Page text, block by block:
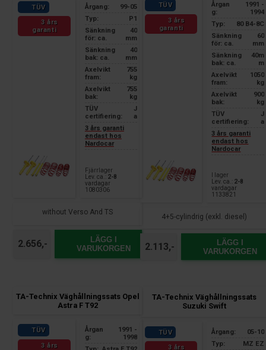
TÜV
3 års
garanti
Årgang:
99-05
Typ:
P1
Sänkning
för: ca.
40
mm
Sänkning
bak: ca.
40
mm
Axelvikt
fram:
755
kg
Axelvikt
bak:
755
kg
TÜV
certifiering:
J
a
3 års garanti
endast hos
Nardocar
Fjärrlager
Lev. ca.:
2-8
vardagar
1080306
without Verso And TS
2.656,-
LÄGG I
VARUKORGEN
TÜV
3 års
garanti
Årgan
g:
1991 -
1994
Typ:
80 B4-8C
Sänkning
för: ca.
60
mm
Sänkning
bak: ca.
40m
m
Axelvikt
fram:
1050
kg
Axelvikt
bak:
900
kg
TÜV
certifiering:
J
a
3 års garanti
endast hos
Nardocar
I lager
Lev. ca.: 2-8
vardagar
1133821
4+5-cylindrig (exkl. diesel)
2.113,-
LÄGG I
VARUKORGEN
TA-Technix Väghållningssats Opel
Astra F T92
TÜV
3 års
Årgan
g:
1991 -
1998
TA-Technix Väghållningssats
Suzuki Swift
TÜV
3 års
Årgang:
05-10
Typ:
MZ EZ